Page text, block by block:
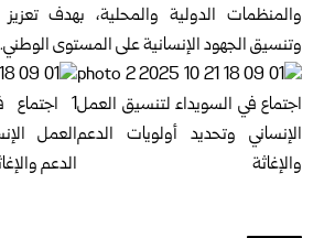
والمنظمات الدولية والمحلية، بهدف تعزيز
وتنسيق الجهود الإنسانية على المستوى الوطني.